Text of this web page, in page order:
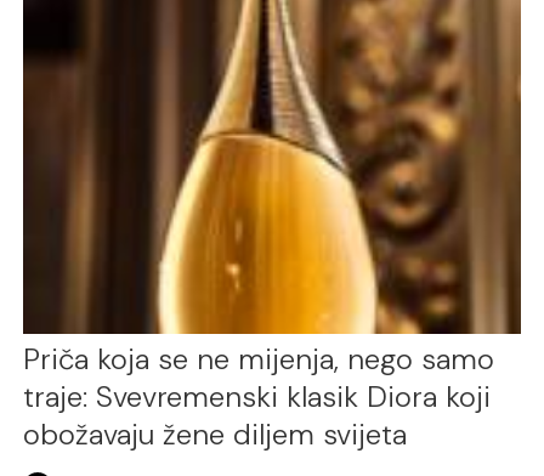
Priča koja se ne mijenja, nego samo
traje: Svevremenski klasik Diora koji
obožavaju žene diljem svijeta